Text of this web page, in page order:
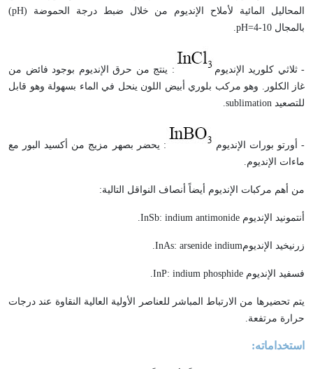
المحاليل المائية لأملاح الإنديوم من خلال ضبط درجة الحموضة (pH
)
بالمجال pH=4-10
.
- ثلاثي كلوريد الإنديوم
: ينتج من حرق الإنديوم بوجود فائض من
غاز الكلور. وهو مركب بلوري أبيض اللون ينحل في الماء بسهولة وهو قابل
للتصعيد sublimation
.
- أورتو بورات الإنديوم
: يحضر بصهر مزيج من أكسيد البور مع
ماءات الإنديوم.
من أهم مركبات الإنديوم أيضاً أنصاف النواقل التالية:
أنتمونيد الإنديوم indium antimonide
:
InSb
.
زرنيخيد الإنديومindium
arsenide
:
InAs
.
فسفيد الإنديوم indium phosphide
:
InP
.
يتم تحضيرها من الارتباط المباشر للعناصر الأولية العالية النقاوة عند درجات
حرارة مرتفعة.
استخداماته: